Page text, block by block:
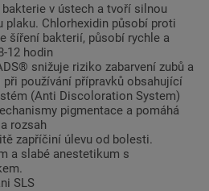
v ústech a tvoří silnou
plaku. Chlorhexidin působí proti
šíření bakterií, působí rychle a
12 hodin
snižuje riziko zabarvení zubů a
používání přípravků obsahující
(Anti Discoloration System)
pigmentace a pomáhá
rozsah
zapříčiní úlevu od bolesti.
a slabé anestetikum s
SLS